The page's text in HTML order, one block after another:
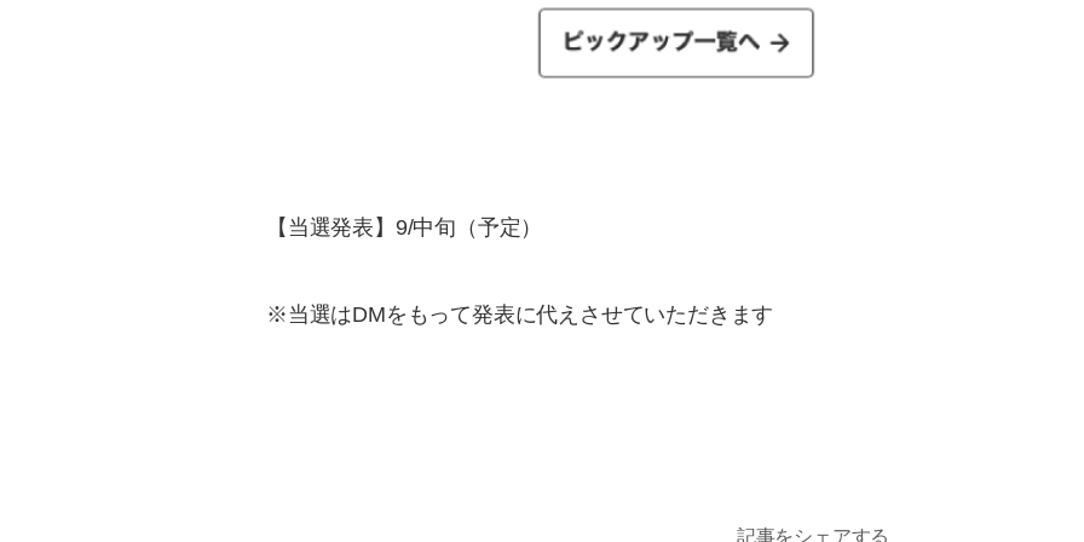
【当選発表】9/中旬（予定）
※当選はDMをもって発表に代えさせていただきます
記事をシェアする